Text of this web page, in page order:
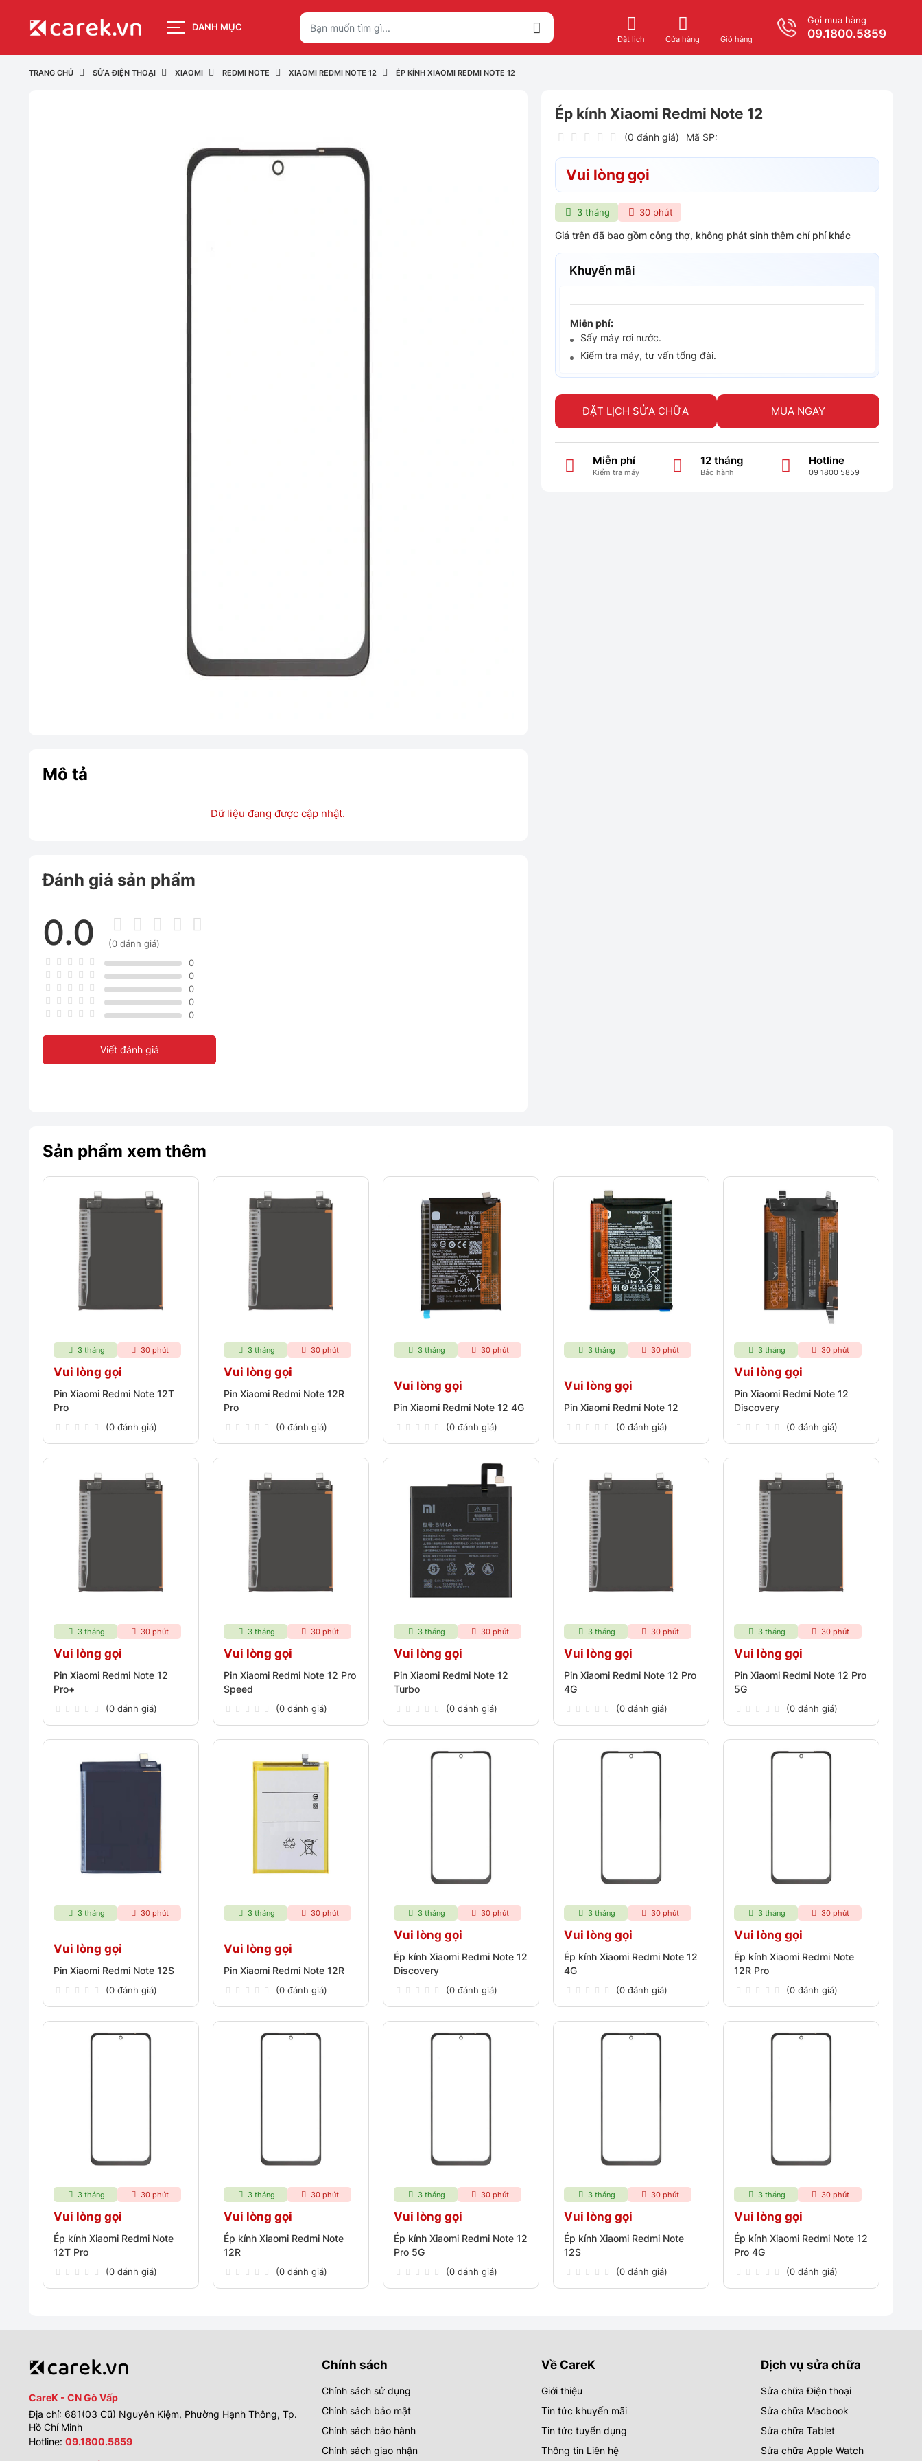
DANH MỤC
Đặt lịch Cửa hàng Giỏ hàng
Gọi mua hàng
09.1800.5859
TRANG CHỦ SỬA ĐIỆN THOẠI XIAOMI REDMI NOTE XIAOMI REDMI NOTE 12 ÉP KÍNH XIAOMI REDMI NOTE 12
Mô tả
Dữ liệu đang được cập nhật.
Đánh giá sản phẩm
0.0
(0 đánh giá)
0
0
0
0
0
Viết đánh giá
Ép kính Xiaomi Redmi Note 12
(0 đánh giá) Mã SP:
Vui lòng gọi
3 tháng 30 phút
Giá trên đã bao gồm công thợ, không phát sinh thêm chí phí khác
Khuyến mãi
Miễn phí:
Sấy máy rơi nước.
Kiểm tra máy, tư vấn tổng đài.
ĐẶT LỊCH SỬA CHỮA MUA NGAY
Miễn phí
Kiểm tra máy
12 tháng
Bảo hành
Hotline
09 1800 5859
Sản phẩm xem thêm
3 tháng 30 phút
Vui lòng gọi
Pin Xiaomi Redmi Note 12T
Pro
(0 đánh giá)
3 tháng 30 phút
Vui lòng gọi
Pin Xiaomi Redmi Note 12R
Pro
(0 đánh giá)
3 tháng 30 phút
Vui lòng gọi
Pin Xiaomi Redmi Note 12 4G
(0 đánh giá)
3 tháng 30 phút
Vui lòng gọi
Pin Xiaomi Redmi Note 12
(0 đánh giá)
3 tháng 30 phút
Vui lòng gọi
Pin Xiaomi Redmi Note 12
Discovery
(0 đánh giá)
3 tháng 30 phút
Vui lòng gọi
Pin Xiaomi Redmi Note 12
Pro+
(0 đánh giá)
3 tháng 30 phút
Vui lòng gọi
Pin Xiaomi Redmi Note 12 Pro
Speed
(0 đánh giá)
3 tháng 30 phút
Vui lòng gọi
Pin Xiaomi Redmi Note 12
Turbo
(0 đánh giá)
3 tháng 30 phút
Vui lòng gọi
Pin Xiaomi Redmi Note 12 Pro
4G
(0 đánh giá)
3 tháng 30 phút
Vui lòng gọi
Pin Xiaomi Redmi Note 12 Pro
5G
(0 đánh giá)
3 tháng 30 phút
Vui lòng gọi
Pin Xiaomi Redmi Note 12S
(0 đánh giá)
3 tháng 30 phút
Vui lòng gọi
Pin Xiaomi Redmi Note 12R
(0 đánh giá)
3 tháng 30 phút
Vui lòng gọi
Ép kính Xiaomi Redmi Note 12
Discovery
(0 đánh giá)
3 tháng 30 phút
Vui lòng gọi
Ép kính Xiaomi Redmi Note 12
4G
(0 đánh giá)
3 tháng 30 phút
Vui lòng gọi
Ép kính Xiaomi Redmi Note
12R Pro
(0 đánh giá)
3 tháng 30 phút
Vui lòng gọi
Ép kính Xiaomi Redmi Note
12T Pro
(0 đánh giá)
3 tháng 30 phút
Vui lòng gọi
Ép kính Xiaomi Redmi Note
12R
(0 đánh giá)
3 tháng 30 phút
Vui lòng gọi
Ép kính Xiaomi Redmi Note 12
Pro 5G
(0 đánh giá)
3 tháng 30 phút
Vui lòng gọi
Ép kính Xiaomi Redmi Note
12S
(0 đánh giá)
3 tháng 30 phút
Vui lòng gọi
Ép kính Xiaomi Redmi Note 12
Pro 4G
(0 đánh giá)
CareK - CN Gò Vấp
Địa chỉ: 681(03 Cũ) Nguyễn Kiệm, Phường Hạnh Thông, Tp.
Hồ Chí Minh
Hotline: 09.1800.5859
Chính sách
Chính sách sử dụng
Chính sách bảo mật
Chính sách bảo hành
Chính sách giao nhận
Về CareK
Giới thiệu
Tin tức khuyến mãi
Tin tức tuyển dụng
Thông tin Liên hệ
Dịch vụ sửa chữa
Sửa chữa Điện thoại
Sửa chữa Macbook
Sửa chữa Tablet
Sửa chữa Apple Watch